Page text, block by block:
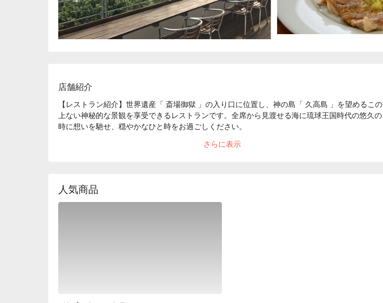
店舗紹介
【レストラン紹介】世界遺産「 斎場御獄 」の入り口に位置し、神の島「 久高島 」を望めるこの
上ない神秘的な景観を享受できるレストランです。全席から見渡せる海に琉球王国時代の悠久の
時に想いを馳せ、穏やかなひと時をお過ごしください。
を込めて育てた野菜がふんだんでヘルシーなお料理が際立ちます。きれいな水辺で育ったクレソ
さらに表示
人気商品